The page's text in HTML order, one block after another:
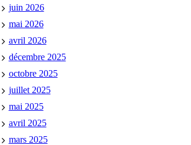
juin 2026
mai 2026
avril 2026
décembre 2025
octobre 2025
juillet 2025
mai 2025
avril 2025
mars 2025